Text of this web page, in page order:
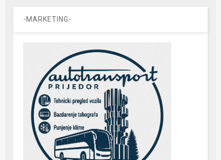
-MARKETING-